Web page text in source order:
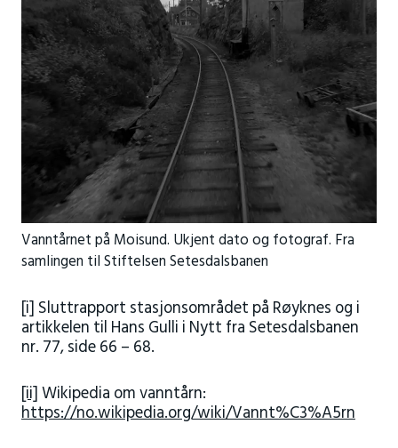
Vanntårnet på Moisund. Ukjent dato og fotograf. Fra
samlingen til Stiftelsen Setesdalsbanen
[i] Sluttrapport stasjonsområdet på Røyknes og i
artikkelen til Hans Gulli i Nytt fra Setesdalsbanen
nr. 77, side 66 – 68.
[ii]Wikipedia om vanntårn:
https://no.wikipedia.org/wiki/Vannt%C3%A5rn